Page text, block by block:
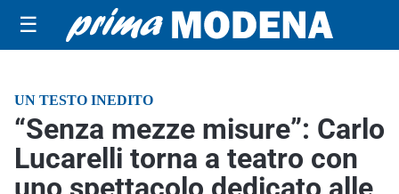
☰
UN TESTO INEDITO
“Senza mezze misure”: Carlo
Lucarelli torna a teatro con